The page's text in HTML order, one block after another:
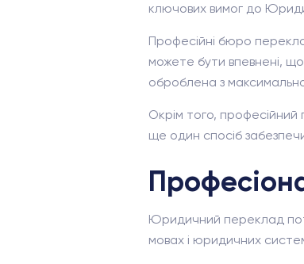
ключових вимог до
Професійні бюро
можете бути впевнені,
оброблена з
Окрім того,
ще один спосіб
Юридичний переклад
мовах і юридичних